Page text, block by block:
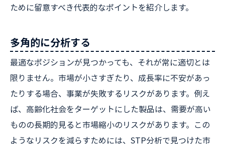
ために留意すべき代表的なポイントを紹介します。
多角的に分析する
最適なポジションが見つかっても、それが常に適切とは
限りません。市場が小さすぎたり、成長率に不安があっ
たりする場合、事業が失敗するリスクがあります。例え
ば、高齢化社会をターゲットにした製品は、需要が高い
ものの長期的見ると市場縮小のリスクがあります。この
ようなリスクを減らすためには、STP分析で見つけた市